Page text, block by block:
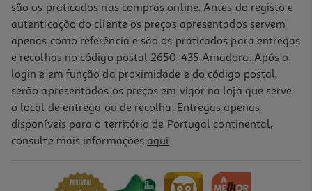
são os praticados nas compras online. Antes do registo e
autenticação do cliente os preços apresentados servem
apenas como referência e são os praticados para entregas
e recolhas no código postal 2650-435 Amadora. Após o
login e em função da proximidade e do código postal,
serão apresentados os preços em vigor na loja que serve
o local de entrega ou de recolha. Entregas apenas
disponíveis para o território de Portugal continental,
consulte mais informações aqui.